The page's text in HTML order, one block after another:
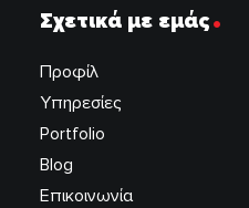
Σχετικά με εμάς.
Προφίλ
Υπηρεσίες
Portfolio
Blog
Επικοινωνία